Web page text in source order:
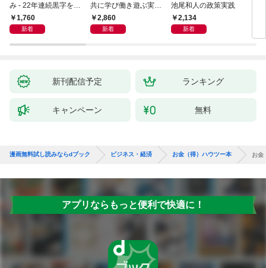
み - 22年連続黒字を支
えるがっちり経営術 -
1,760
新着
共に学び働き遊ぶ実践
ガイド
2,860
新着
池尾和人の政策実践
2,134
新着
新刊配信予定 ランキング
キャンペーン 無料
漫画無料試し読みならdブック ビジネス・経済 お金（得）ハウツー本 お金
アプリならもっと便利で快適に！